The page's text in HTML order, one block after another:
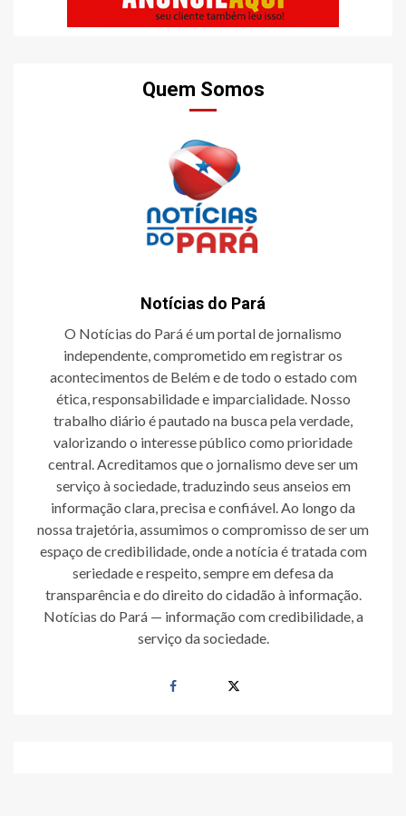
Quem Somos
Notícias do Pará
O Notícias do Pará é um portal de jornalismo
independente, comprometido em registrar os
acontecimentos de Belém e de todo o estado com
ética, responsabilidade e imparcialidade. Nosso
trabalho diário é pautado na busca pela verdade,
valorizando o interesse público como prioridade
central. Acreditamos que o jornalismo deve ser um
serviço à sociedade, traduzindo seus anseios em
informação clara, precisa e confiável. Ao longo da
nossa trajetória, assumimos o compromisso de ser um
espaço de credibilidade, onde a notícia é tratada com
seriedade e respeito, sempre em defesa da
transparência e do direito do cidadão à informação.
Notícias do Pará — informação com credibilidade, a
serviço da sociedade.